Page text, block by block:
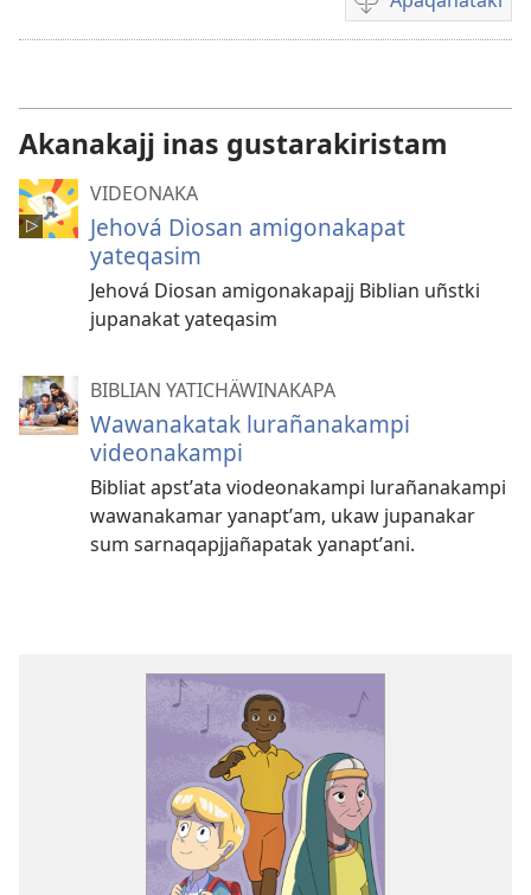
Video
download
Akanakajj inas gustarakiristam
VIDEONAKA
Jehová Diosan amigonakapat
yateqasim
Jehová Diosan amigonakapajj Biblian uñstki
jupanakat yateqasim
BIBLIAN YATICHÄWINAKAPA
Wawanakatak lurañanakampi
videonakampi
Bibliat apstʼata viodeonakampi lurañanakampi
wawanakamar yanaptʼam, ukaw jupanakar
sum sarnaqapjjañapatak yanaptʼani.